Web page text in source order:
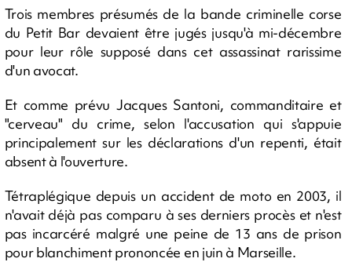
Trois membres présumés de la bande criminelle corse
du Petit Bar devaient être jugés jusqu'à mi-décembre
pour leur rôle supposé dans cet assassinat rarissime
d'un avocat.
Et comme prévu Jacques Santoni, commanditaire et
"cerveau" du crime, selon l'accusation qui s'appuie
principalement sur les déclarations d'un repenti, était
absent à l'ouverture.
Tétraplégique depuis un accident de moto en 2003, il
n'avait déjà pas comparu à ses derniers procès et n'est
pas incarcéré malgré une peine de 13 ans de prison
pour blanchiment prononcée en juin à Marseille.